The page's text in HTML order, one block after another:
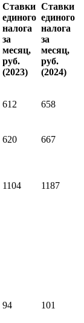
Ставки
единого
налога
за
месяц,
руб.
(2023)
Ставки
единого
налога
за
месяц,
руб.
(2024)
612
658
620 667
1104 1187
94 101